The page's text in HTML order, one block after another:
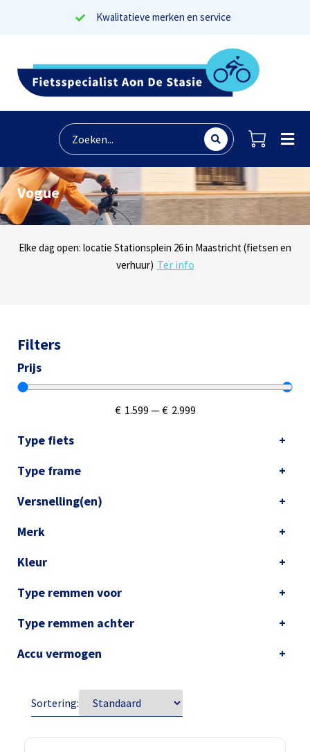
Kwalitatieve merken en service
Vogue
Dinsdag t/m zaterdag geopen: locaties Sphinxlunet 1 in Maastricht
(e-bikes) en Maaseikersteenweg 183 in Lanaken (fietsen en e-
Elke dag open: locatie Stationsplein 26 in Maastricht (fietsen en
verhuur) Ter info
Onze missie? Tevreden klanten! Lees reviews
Filters
Prijs
€ 1.599 —€ 2.999
Type fiets
Type frame
Versnelling(en)
Merk
Kleur
Type remmen voor
Type remmen achter
Accu vermogen
Sortering: